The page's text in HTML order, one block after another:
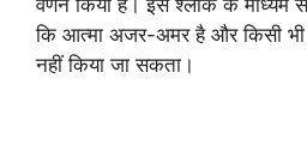
कि आत्मा अजर-अमर है और किसी भी
नहीं किया जा सकता।